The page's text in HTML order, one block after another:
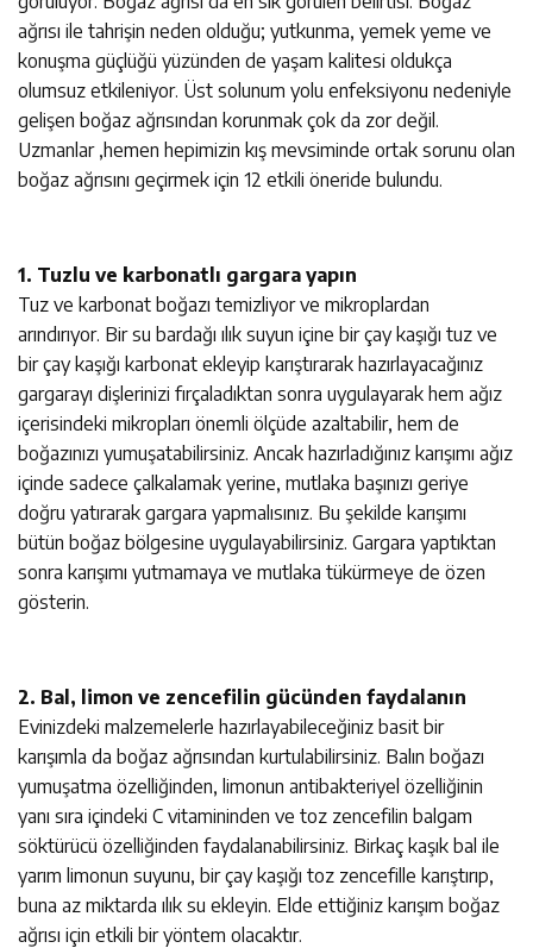
ağrısı ile tahrişin neden olduğu; yutkunma, yemek yeme ve
konuşma güçlüğü yüzünden de yaşam kalitesi oldukça
olumsuz etkileniyor. Üst solunum yolu enfeksiyonu nedeniyle
gelişen boğaz ağrısından korunmak çok da zor değil.
Uzmanlar ,hemen hepimizin kış mevsiminde ortak sorunu olan
boğaz ağrısını geçirmek için 12 etkili öneride bulundu.
1. Tuzlu ve karbonatlı gargara yapın
Tuz ve karbonat boğazı temizliyor ve mikroplardan
arındırıyor. Bir su bardağı ılık suyun içine bir çay kaşığı tuz ve
bir çay kaşığı karbonat ekleyip karıştırarak hazırlayacağınız
gargarayı dişlerinizi fırçaladıktan sonra uygulayarak hem ağız
içerisindeki mikropları önemli ölçüde azaltabilir, hem de
boğazınızı yumuşatabilirsiniz. Ancak hazırladığınız karışımı ağız
içinde sadece çalkalamak yerine, mutlaka başınızı geriye
doğru yatırarak gargara yapmalısınız. Bu şekilde karışımı
bütün boğaz bölgesine uygulayabilirsiniz. Gargara yaptıktan
sonra karışımı yutmamaya ve mutlaka tükürmeye de özen
gösterin.
2. Bal, limon ve zencefilin gücünden faydalanın
Evinizdeki malzemelerle hazırlayabileceğiniz basit bir
karışımla da boğaz ağrısından kurtulabilirsiniz. Balın boğazı
yumuşatma özelliğinden, limonun antibakteriyel özelliğinin
yanı sıra içindeki C vitamininden ve toz zencefilin balgam
söktürücü özelliğinden faydalanabilirsiniz. Birkaç kaşık bal ile
yarım limonun suyunu, bir çay kaşığı toz zencefille karıştırıp,
buna az miktarda ılık su ekleyin. Elde ettiğiniz karışım boğaz
ağrısı için etkili bir yöntem olacaktır.